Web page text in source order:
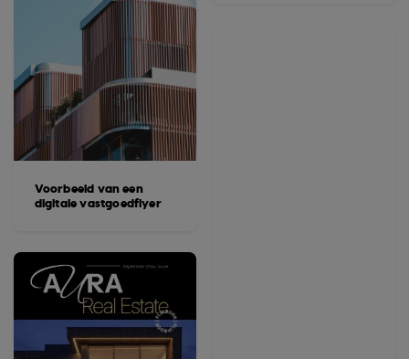
Voorbeeld van een
digitale vastgoedflyer